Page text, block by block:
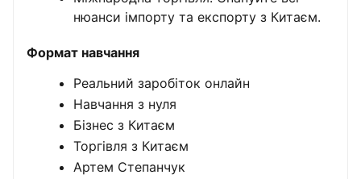
нюанси імпорту та експорту з Китаєм.
Формат навчання
Реальний заробіток онлайн
Навчання з нуля
Бізнес з Китаєм
Торгівля з Китаєм
Артем Степанчук